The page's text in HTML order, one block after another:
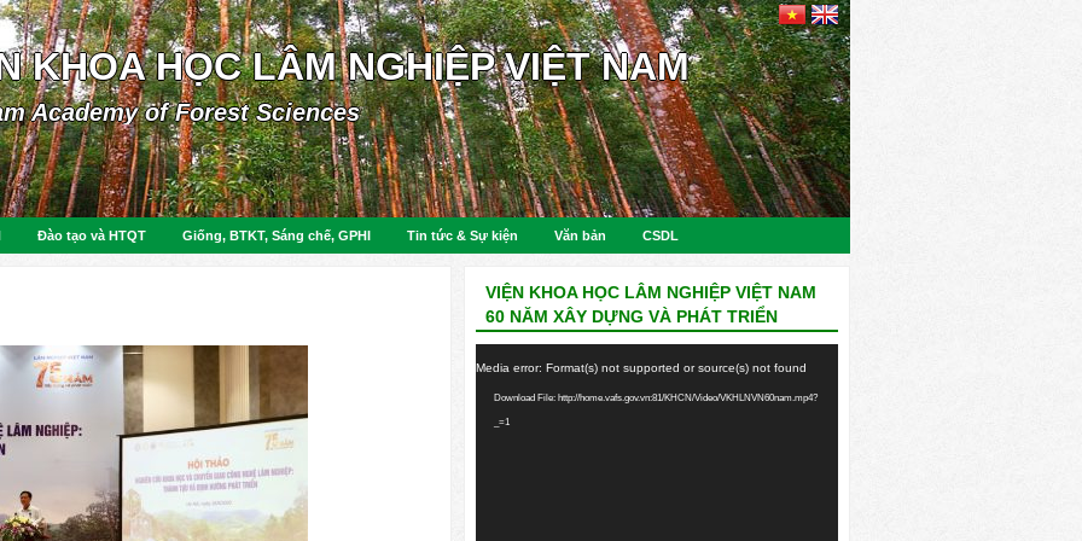
KHOA HỌC LÂM NGHIỆP VIỆT NAM
Academy of Forest Sciences
Đào tạo và HTQT Giống, BTKT, Sáng chế, GPHI Tin tức & Sự kiện Văn bản CSDL
VIỆN KHOA HỌC LÂM NGHIỆP VIỆT NAM
60 NĂM XÂY DỰNG VÀ PHÁT TRIỂN
Media error: Format(s) not supported or source(s) not found
Download File: http://home.vafs.gov.vn:81/KHCN/Video/VKHLNVN60nam.mp4?
_=1